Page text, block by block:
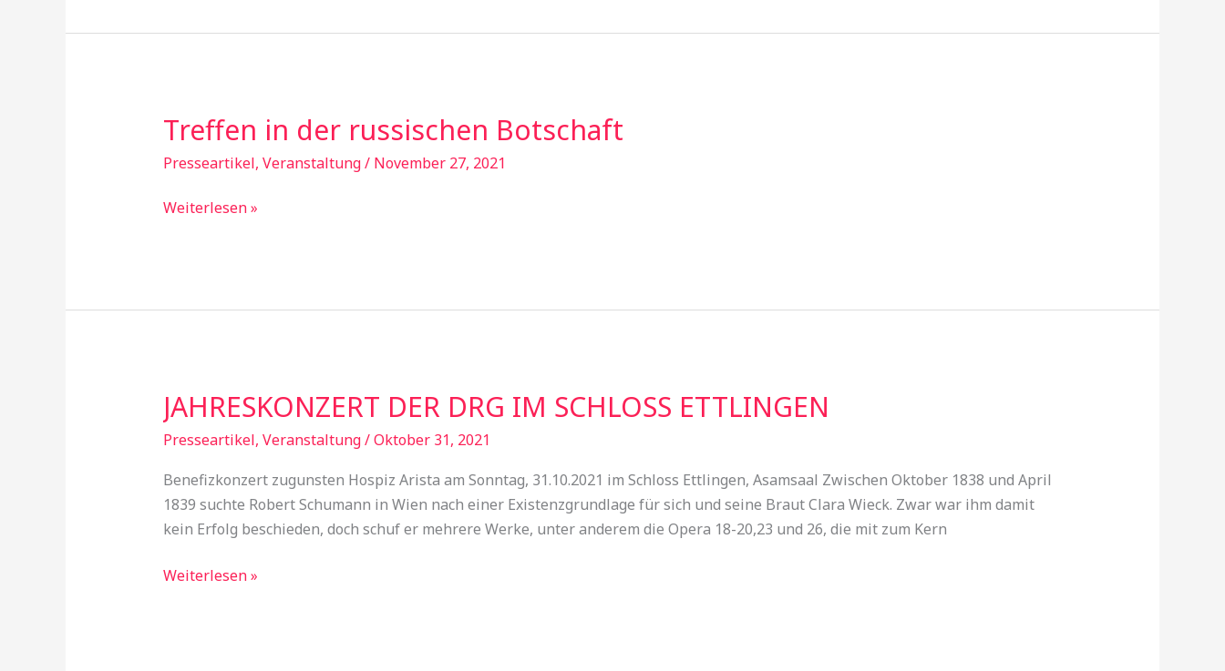
Treffen in der russischen Botschaft
Presseartikel, Veranstaltung/ November 27, 2021
Treffen
der
Weiterlesen »
JAHRESKONZERT DER DRG IM SCHLOSS ETTLINGEN
Presseartikel, Veranstaltung/Oktober 31, 2021
Benefizkonzert zugunsten Hospiz Arista am Sonntag, 31.10.2021 im Schloss Ettlingen, Asamsaal Zwischen Oktober 1838 und April
1839 suchte Robert Schumann in Wien nach einer Existenzgrundlage für sich und seine Braut Clara Wieck. Zwar war ihm damit
kein Erfolg beschieden, doch schuf er mehrere Werke, unter anderem die Opera 18-20,23 und 26, die mit zum Kern
JAHRESKONZERT
DER
DRG
IM
SCHLOSS
ETTLINGEN
Weiterlesen »